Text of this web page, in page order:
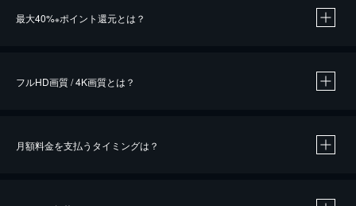
最大40%※ポイント還元とは？
※40％ポイント還元の対象は、クレジットカード決済による作品の購入 / レンタルです。
フルHD画質 / 4K画質とは？
月額料金を支払うタイミングは？